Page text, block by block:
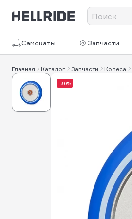
Самокаты Запчасти
Главная Каталог Запчасти Колеса
-30%